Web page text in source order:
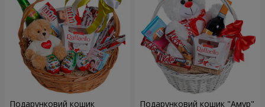
Подарунковий кошик Подарунковий кошик "Амур"